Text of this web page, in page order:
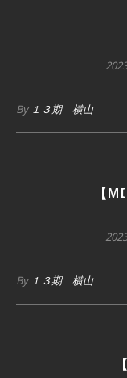
By１３期 横山
【
By１３期 横山